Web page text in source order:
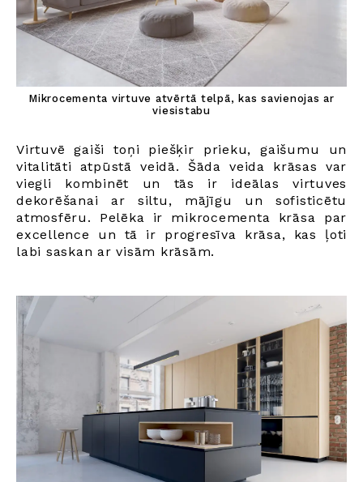
Mikrocementa virtuve atvērtā telpā, kas savienojas ar
viesistabu
Virtuvē gaiši toņi piešķir prieku, gaišumu un
vitalitāti atpūstā veidā. Šāda veida krāsas var
viegli kombinēt un tās ir ideālas virtuves
dekorēšanai ar siltu, mājīgu un sofisticētu
atmosfēru. Pelēka ir mikrocementa krāsa par
excellence un tā ir progresīva krāsa, kas ļoti
labi saskan ar visām krāsām.